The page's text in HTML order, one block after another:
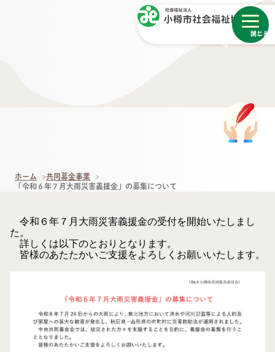
メニュー
閉じる
ホーム
共同募金事業
「令和６年７月大雨災害義援金」の募集について
令和６年７月大雨災害義援金の受付を開始いたしまし
た。
詳しくは以下のとおりとなります。
皆様のあたたかいご支援をよろしくお願いいたします。